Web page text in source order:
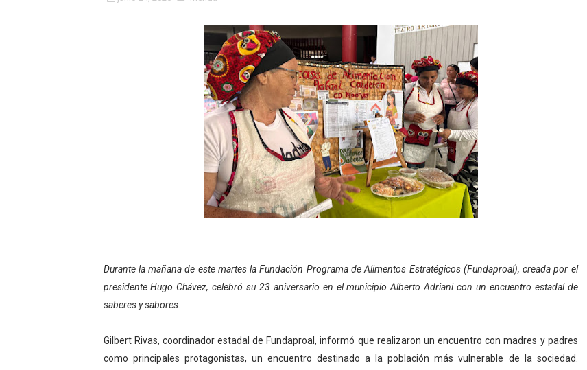
INN-Mérida celebró el Lacto grado para promover el inicio de una vida saludable
Impulsan plan estratégico de seguridad ciudadana 2027-2029 en los 23 municipios
Mérida impulsa desarrollo económico con taller de marcas y patentes
Fomficc consolida alianzas e impulsa la economía comunal en Mérida
Niños de Estudiantes de Mérida sembraron 110 árboles en su sede
Corposalud y Secretaría Social fortalecen la atención en los municipios
Entregan planta eléctrica para fortalecer la atención sanitaria en Ejido
Expertos inspeccionan espacios del OAN para la instalación del detector
Campo Elías avanza con plan de asfaltado
Durante la mañana de este martes la Fundación Programa de Alimentos Estratégicos (Fundaproal), creada por el
presidente Hugo Chávez, celebró su 23 aniversario en el municipio Alberto Adriani con un encuentro estadal de
saberes y sabores.
Gilbert Rivas, coordinador estadal de Fundaproal, informó que realizaron un encuentro con madres y padres
como principales protagonistas, un encuentro destinado a la población más vulnerable de la sociedad.